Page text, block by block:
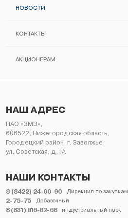
МЕНЕДЖМЕНТ КАЧЕСТВА
ИНФОРМАЦИЯ ДЛЯ ПОТРЕБИТЕЛЯ
НОВОСТИ
КОНТАКТЫ
АКЦИОНЕРАМ
НАШ АДРЕС
ПАО «ЗМЗ»,
606522, Нижегородская область,
Городецкий район, г. Заволжье,
ул. Советская, д.1А
НАШИ КОНТАКТЫ
8 (8422) 24-00-90 Дирекция по закупкам
2-75-75 Добавочный
8 (831) 616-62-68 индустриальный парк